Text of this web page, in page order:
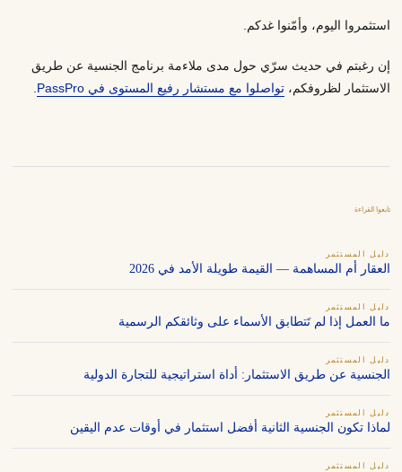
استثمروا اليوم، وأمّنوا غدكم.
إن رغبتم في حديث سرّي حول مدى ملاءمة برنامج الجنسية عن طريق
الاستثمار لظروفكم،تواصلوا مع مستشار رفيع المستوى في PassPro
تابعوا القراءة
دليل المستثمر
العقار أم المساهمة — القيمة طويلة الأمد في 2026
دليل المستثمر
ما العمل إذا لم تَتطابق الأسماء على وثائقكم الرسمية
دليل المستثمر
الجنسية عن طريق الاستثمار: أداة استراتيجية للتجارة الدولية
دليل المستثمر
لماذا تكون الجنسية الثانية أفضل استثمار في أوقات عدم اليقين
دليل المستثمر